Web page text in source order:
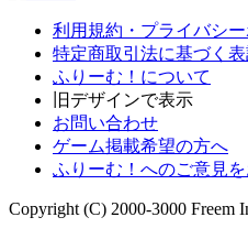
利用規約・プライバシ
特定商取引法に基づく
ふりーむ！について
旧デザインで表示
お問い合わせ
ゲーム掲載希望の方へ
ふりーむ！へのご意見
Copyright (C) 2000-3000 Freem